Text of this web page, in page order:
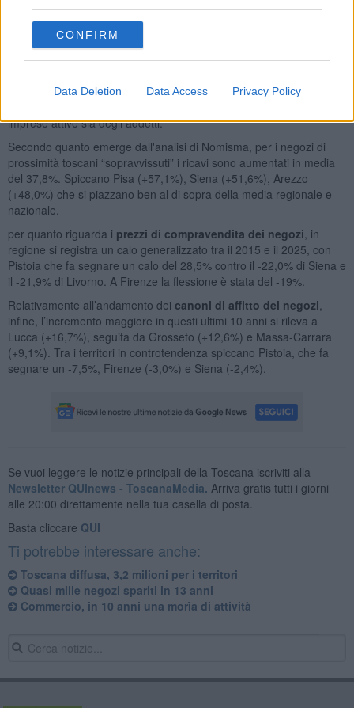
CONFIRM
Data Deletion Data Access Privacy Policy
La perdita di negozi di vicinato riguarda in particolare i settori
cultura e svago e tessile, abbigliamento e accessori (in calo sia per
numero di esercizi sia di addetti), insieme a comparti tradizionali
come ferramenta, gioiellerie, mobili e alimentari. Segnali più positivi
legato alla cura della persona. È però la ristorazione a confermarsi
imprese attive sia degli addetti.
Secondo quanto emerge dall'analisi di Nomisma, per i negozi di
prossimità toscani “sopravvissuti” i ricavi sono aumentati in media
del 37,8%. Spiccano Pisa (+57,1%), Siena (+51,6%), Arezzo
(+48,0%) che si piazzano ben al di sopra della media regionale e
nazionale.
per quanto riguarda i prezzi di compravendita dei negozi , in
regione si registra un calo generalizzato tra il 2015 e il 2025, con
Pistoia che fa segnare un calo del 28,5% contro il -22,0% di Siena e
il -21,9% di Livorno. A Firenze la flessione è stata del -19%.
Relativamente all’andamento dei canoni di affitto dei negozi
infine, l’incremento maggiore in questi ultimi 10 anni si rileva a
Lucca (+16,7%), seguita da Grosseto (+12,6%) e Massa-Carrara
(+9,1%). Tra i territori in controtendenza spiccano Pistoia, che fa
segnare un -7,5%, Firenze (-3,0%) e Siena (-2,4%).
Se vuoi leggere le notizie principali della Toscana iscriviti alla
Newsletter QUInews - ToscanaMedia. Arriva gratis tutti i giorni
alle 20:00 direttamente nella tua casella di posta.
Basta cliccare QUI
Ti potrebbe interessare anche:
Toscana diffusa, 3,2 milioni per i territori
Quasi mille negozi spariti in 13 anni
Commercio, in 10 anni una morìa di attività